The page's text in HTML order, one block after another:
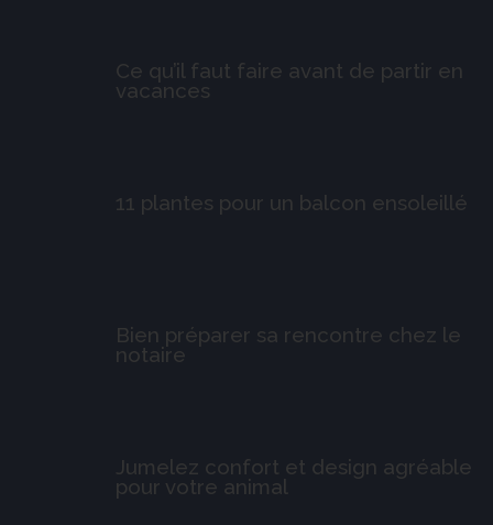
Ce qu’il faut faire avant de partir en
vacances
11 plantes pour un balcon ensoleillé
Bien préparer sa rencontre chez le
notaire
Jumelez confort et design agréable
pour votre animal